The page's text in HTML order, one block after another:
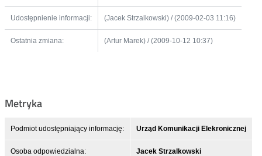
Udostępnienie informacji: (Jacek Strzalkowski) / (2009-02-03 11:16)
Ostatnia zmiana: (Artur Marek) / (2009-10-12 10:37)
Metryka
Podmiot udostępniający informację: Urząd Komunikacji Elekronicznej
Osoba odpowiedzialna: Jacek Strzalkowski